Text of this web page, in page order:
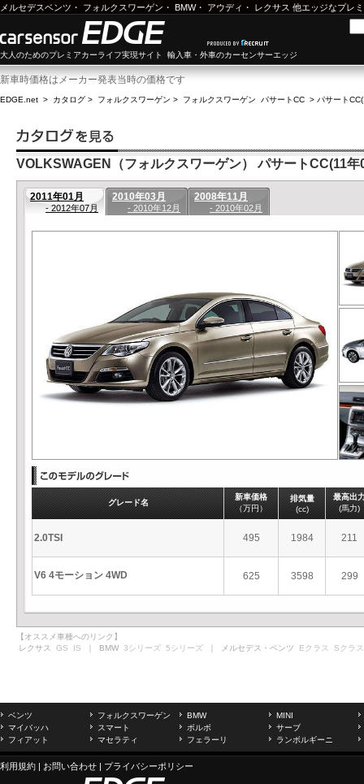
メルセデスベンツ ・ フォルクスワーゲン ・ BMW・ アウディ ・ レクサス 他エッジなプレ
大人のためのプレミアカーライフ実現サイト 輸入車・外車のカーセンサーエッジ
新車時価格はメーカー発表当時の価格です
EDGE.net > カタログ > フォルクスワーゲン > フォルクスワーゲン パサートCC > パサート
VOLKSWAGEN（フォルクスワーゲン） パサートCC(11年
2011年01月
- 2012年07月
2010年03月
- 2010年12月
2008年11月
- 2010年02月
グレード名
新車価格
（万円）
排気量
(cc)
最高出
(馬力)
2.0TSI 495 1984 211
V6 4モーション 4WD 625 3598 299
【オススメ車種へのリンク】
レクサス GS IS ｜ BMW 3シリーズ 5シリーズ ｜ メルセデス・ベンツ Eクラス Sクラス
ベンツ フォルクスワーゲン BMW
MINI
マイバッハ
スマート ボルボ
サーブ
フィアット
マセラティ フェラーリ ランボルギーニ
利用規約 | お問い合わせ | プライバシーポリシー